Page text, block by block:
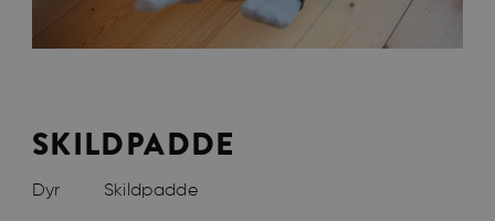
SKILDPADDE
Dyr Skildpadde